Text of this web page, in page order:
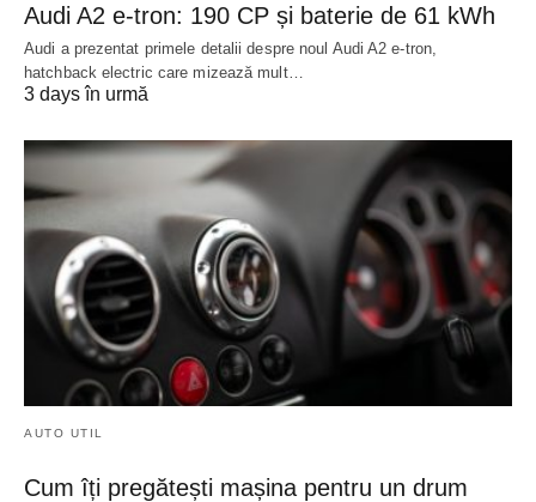
Audi A2 e-tron: 190 CP și baterie de 61 kWh
Audi a prezentat primele detalii despre noul Audi A2 e-tron,
hatchback electric care mizează mult…
3 days în urmă
AUTO UTIL
Cum îți pregătești mașina pentru un drum